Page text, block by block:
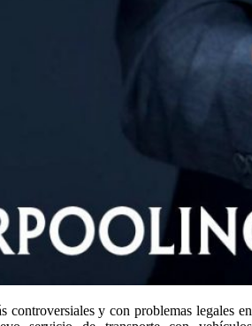
controversiales y con problemas legales en